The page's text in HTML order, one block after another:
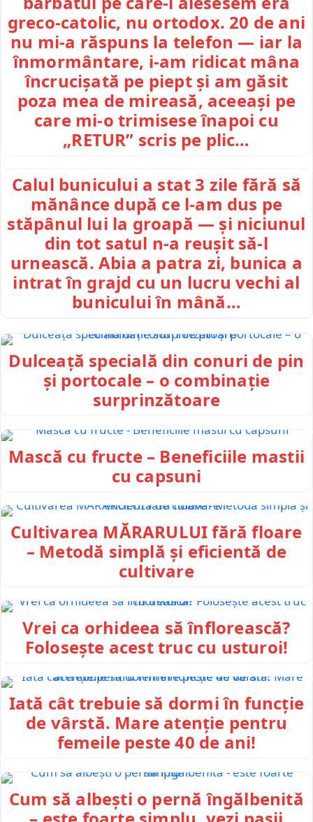
greco-catolic, nu ortodox. 20 de ani
nu mi-a răspuns la telefon — iar la
înmormântare, i-am ridicat mâna
încrucișată pe piept și am găsit
poza mea de mireasă, aceeași pe
care mi-o trimisese înapoi cu
„RETUR” scris pe plic…
Calul bunicului a stat 3 zile fără să
mănânce după ce l-am dus pe
stăpânul lui la groapă — și niciunul
din tot satul n-a reușit să-l
urnească. Abia a patra zi, bunica a
intrat în grajd cu un lucru vechi al
bunicului în mână…
Dulceață specială din conuri de pin
și portocale – o combinație
surprinzătoare
Mască cu fructe – Beneficiile mastii
cu capsuni
Cultivarea MĂRARULUI fără floare
– Metodă simplă și eficientă de
cultivare
Vrei ca orhideea să înflorească?
Folosește acest truc cu usturoi!
Iată cât trebuie să dormi în funcție
de vârstă. Mare atenție pentru
femeile peste 40 de ani!
Cum să albești o pernă îngălbenită